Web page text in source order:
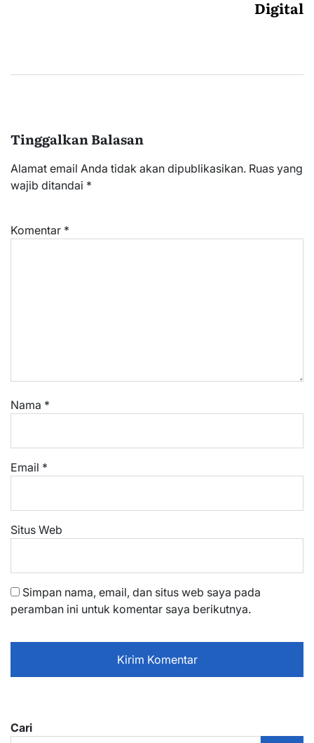
Digital
Tinggalkan Balasan
Alamat email Anda tidak akan dipublikasikan. Ruas yang
wajib ditandai *
Komentar *
Nama *
Email *
Situs Web
Simpan nama, email, dan situs web saya pada
peramban ini untuk komentar saya berikutnya.
Cari